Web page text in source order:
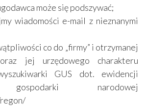
może się podszywać;
wiadomości e-mail z nieznanymi
co do „firmy” i otrzymanej
jej urzędowego charakteru
GUS dot. ewidencji
gospodarki narodowej